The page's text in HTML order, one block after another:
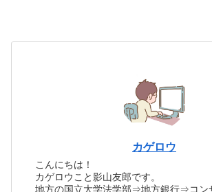
カゲロウ
こんにちは！
カゲロウこと影山友郎です。
地方の国立大学法学部⇒地方銀行⇒コン